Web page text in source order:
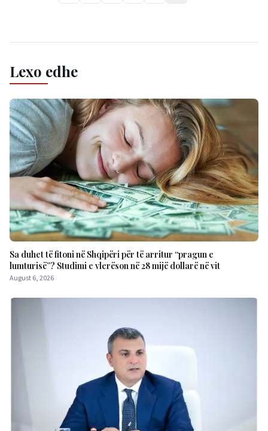
Lexo edhe
Sa duhet të fitoni në Shqipëri për të arritur “pragun e
lumturisë”? Studimi e vlerëson në 28 mijë dollarë në vit
August 6, 2026